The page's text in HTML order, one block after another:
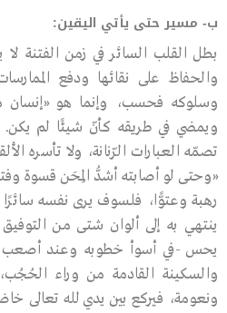
ب- مسير حتى يأتي اليقين:
بطل القلب السائر في زمن الفتنة
والحفاظ على نقائها ودفع
وسلوكه فحسب، وإنما هو «إنسان
ويمضي في طريقه كأنّ شيئًا لم يكن.
تصمّه العبارات الرّنانة، ولا تأسره
«وحتى لو أصابته أشدُّ المِحَن قسوة
رهبة وعتوًّا، فلسوف يرى نفسه سائرًا
ينتهي به إلى ألوان شتى من التوفيق
يحس -في أسوأ خطوبه وعند أصعب
والسكينة القادمة من وراء
ونعومة، فيركع بين يدي ﷲ تعالى